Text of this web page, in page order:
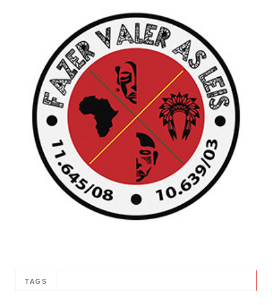
TAGS